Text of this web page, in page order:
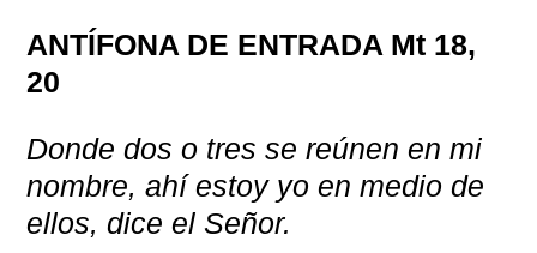
ANTÍFONA DE ENTRADA Mt 18,
20
Donde dos o tres se reúnen en mi
nombre, ahí estoy yo en medio de
ellos, dice el Señor.